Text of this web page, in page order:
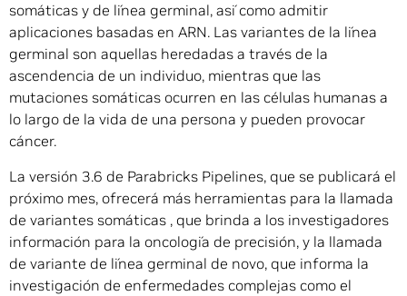
somáticas y de línea germinal, así como admitir
aplicaciones basadas en ARN. Las variantes de la línea
germinal son aquellas heredadas a través de la
ascendencia de un individuo, mientras que las
mutaciones somáticas ocurren en las células humanas a
lo largo de la vida de una persona y pueden provocar
cáncer.
La versión 3.6 de Parabricks Pipelines, que se publicará el
próximo mes, ofrecerá más herramientas para la llamada
de variantes somáticas , que brinda a los investigadores
información para la oncología de precisión, y la llamada
de variante de línea germinal de novo, que informa la
investigación de enfermedades complejas como el